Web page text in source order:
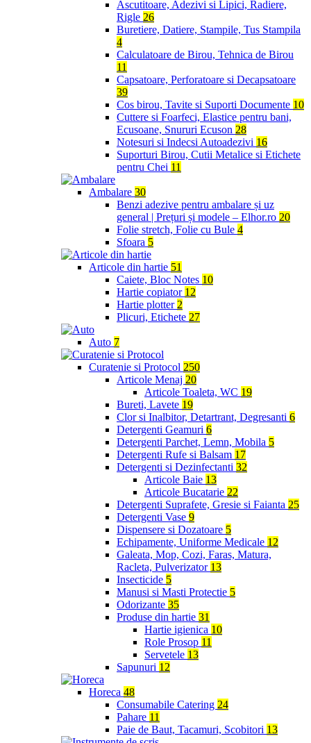
Ascutitoare, Adezivi si Lipici, Radiere,
Rigle 26
Buretiere, Datiere, Stampile, Tus Stampila
4
Calculatoare de Birou, Tehnica de Birou
11
Capsatoare, Perforatoare si Decapsatoare
39
Cos birou, Tavite si Suporti Documente 10
Cuttere si Foarfeci, Elastice pentru bani,
Ecusoane, Snururi Ecuson 28
Notesuri si Indecsi Autoadezivi 16
Suporturi Birou, Cutii Metalice si Etichete
pentru Chei 11
Ambalare 30
Benzi adezive pentru ambalare și uz
general | Prețuri și modele – Elhor.ro 20
Folie stretch, Folie cu Bule 4
Sfoara 5
Articole din hartie 51
Caiete, Bloc Notes 10
Hartie copiator 12
Hartie plotter 2
Plicuri, Etichete 27
Auto 7
Curatenie si Protocol 250
Articole Menaj 20
Articole Toaleta, WC 19
Bureti, Lavete 19
Clor si Inalbitor, Detartrant, Degresanti 6
Detergenti Geamuri 6
Detergenti Parchet, Lemn, Mobila 5
Detergenti Rufe si Balsam 17
Detergenti si Dezinfectanti 32
Articole Baie 13
Articole Bucatarie 22
Detergenti Suprafete, Gresie si Faianta 25
Detergenti Vase 9
Dispensere si Dozatoare 5
Echipamente, Uniforme Medicale 12
Galeata, Mop, Cozi, Faras, Matura,
Racleta, Pulverizator 13
Insecticide 5
Manusi si Masti Protectie 5
Odorizante 35
Produse din hartie 31
Hartie igienica 10
Role Prosop 11
Servetele 13
Sapunuri 12
Horeca 48
Consumabile Catering 24
Pahare 11
Paie de Baut, Tacamuri, Scobitori 13